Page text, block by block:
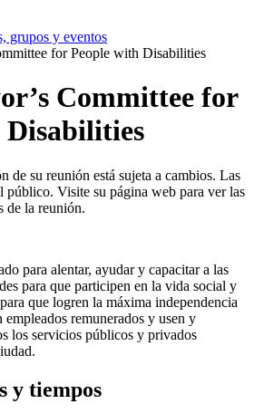
grupos y eventos
for People with Disabilities
Committee for
Disabilities
de su reunión está sujeta a cambios. Las
público. Visite su página web para ver las
de la reunión.
para alentar, ayudar y capacitar a las
para que participen en la vida social y
que logren la máxima independencia
empleados remunerados y usen y
los servicios públicos y privados
y tiempos